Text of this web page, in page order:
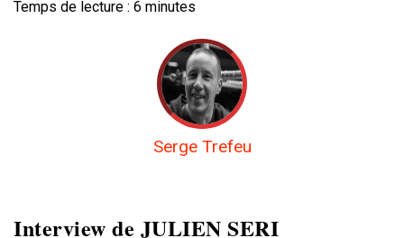
Temps de lecture : 6 minutes
Serge Trefeu
Interview de JULIEN SERI